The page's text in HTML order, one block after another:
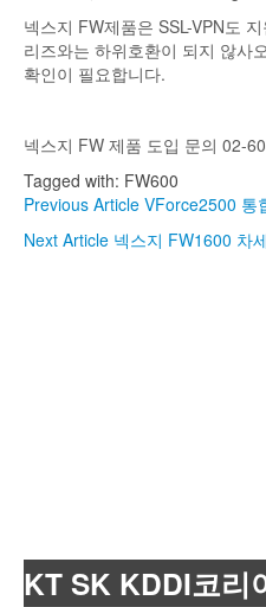
넥스지 FW제품은 SSL-VPN도
리즈와는 하위호환이 되지 않사
확인이 필요합니다.
넥스지 FW 제품 도입 문의 02-
Tagged with: FW600
Previous Article VForce2500 통
Next Article 넥스지 FW1600 차
KT SK KDDI코리